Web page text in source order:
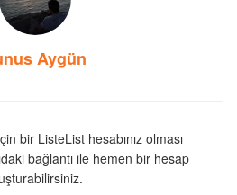
Aygün
bir ListeList hesabınız olması
bağlantı ile hemen bir hesap